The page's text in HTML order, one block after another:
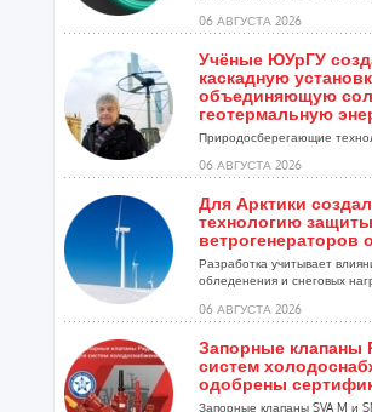
06 АВГУСТА 2026
Учёные ЮУрГУ
каскадную
объединяющую
геотермальную
Природосберегающие
06 АВГУСТА 2026
Для Арктики
технологию защиты
ветрогенераторов
Разработка учитывает
обледенения и снеговых
06 АВГУСТА 2026
Запорные клапаны
систем
одобрены
Запорные клапаны SVA M и